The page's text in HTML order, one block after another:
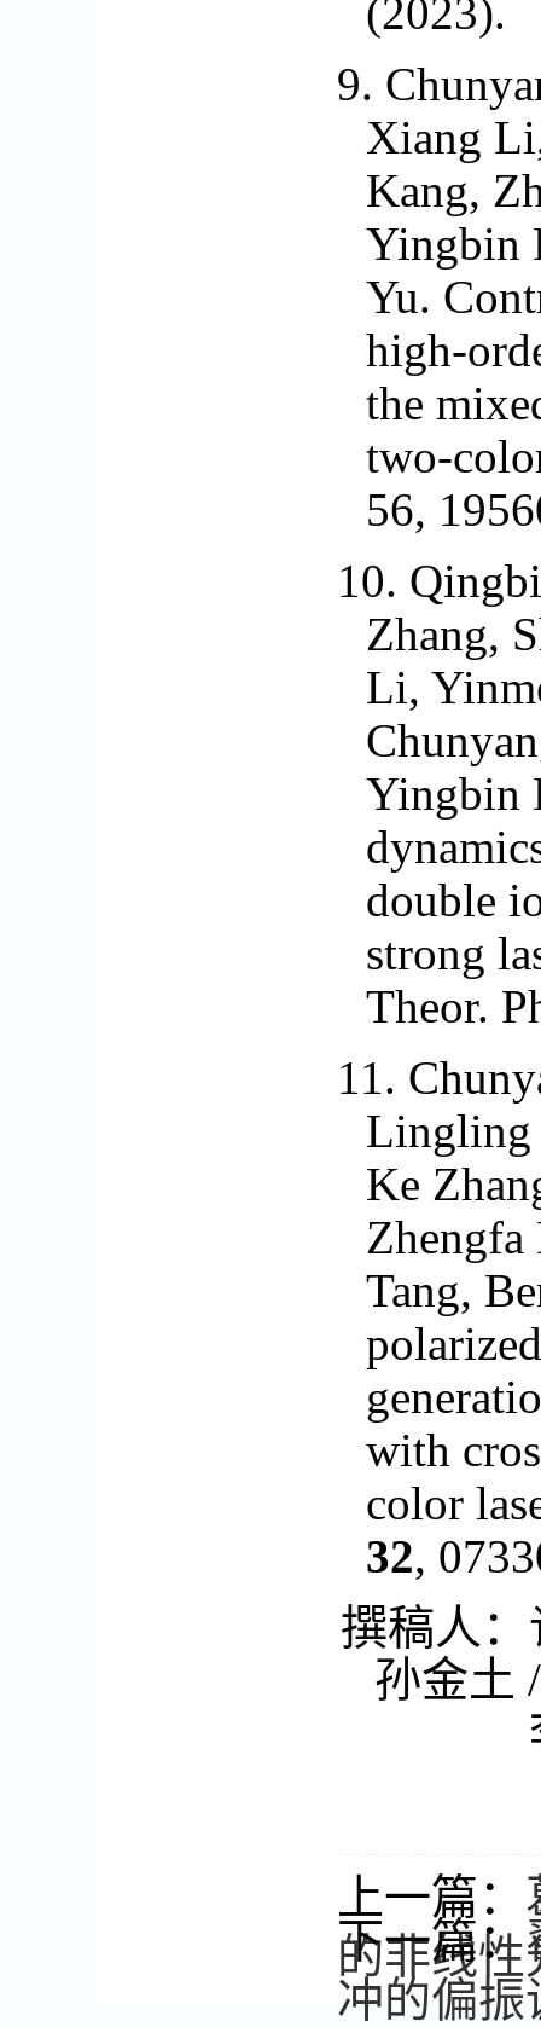
(2023).
9.
Xiang
Kang,
Yingbin
Yu.
high-
the
two-
56,
10.
Zhang,
Li,
Yingbin
double
strong
Theor.
11.
Lingling
Ke
Tang,
with
color
32,
撰稿人
孙金土
上一篇：
的非线
下一篇：
冲的偏振